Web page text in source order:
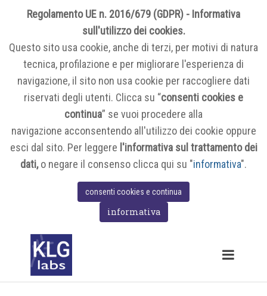
Regolamento UE n. 2016/679 (GDPR) - Informativa
sull'utilizzo dei cookies.
Questo sito usa cookie, anche di terzi, per motivi di natura
tecnica, profilazione e per migliorare l'esperienza di
navigazione, il sito non usa cookie per raccogliere dati
riservati degli utenti. Clicca su “consenti cookies e
continua” se vuoi procedere alla
navigazione acconsentendo all'utilizzo dei cookie oppure
esci dal sito. Per leggere l'informativa sul trattamento dei
dati,o negare il consenso clicca qui su "informativa".
consenti cookies e continua
informativa